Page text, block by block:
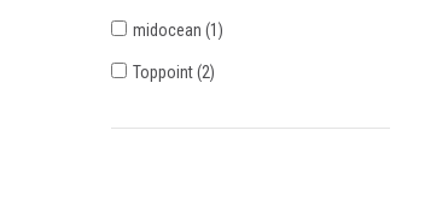
midocean (1)
Toppoint (2)